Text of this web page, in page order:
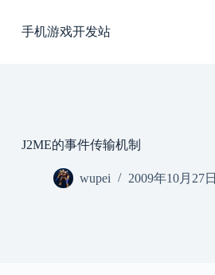
过
手机游戏开发站
J2ME的事件传输机制
wupei 2009年10月27日